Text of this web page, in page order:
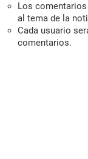
Los
al tema de la
Cada usuario
comentarios.